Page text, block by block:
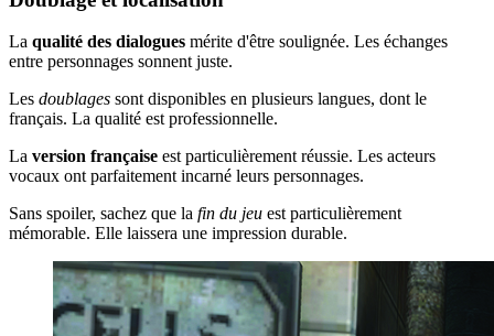
La qualité des dialogues mérite d'être soulignée. Les échanges
entre personnages sonnent juste.
Les doublages sont disponibles en plusieurs langues, dont le
français. La qualité est professionnelle.
La version française est particulièrement réussie. Les acteurs
vocaux ont parfaitement incarné leurs personnages.
Sans spoiler, sachez que la fin du jeu est particulièrement
mémorable. Elle laissera une impression durable.